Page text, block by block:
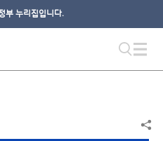
부 누리집입니다.